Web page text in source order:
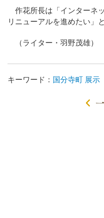
作花所長は「インターネ
リニューアルを進めたい」
（ライター・羽野茂雄）
キーワード： 国分寺町 展示